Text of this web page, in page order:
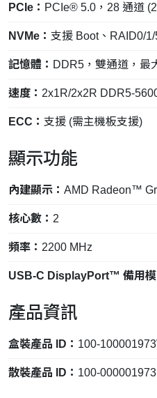
PCIe： PCIe® 5.0，28 通道
NVMe： 支援 Boot、RAID0/
記憶體： DDR5，雙通道，最
速度： 2x1R/2x2R DDR5-
ECC： 支援 (需主機板支援)
顯示功能
內建顯示： AMD Radeon™
核心數： 2
頻率： 2200 MHz
USB-C DisplayPort™ 備用模
產品資訊
盒裝產品 ID： 100-
散裝產品 ID： 100-000001973